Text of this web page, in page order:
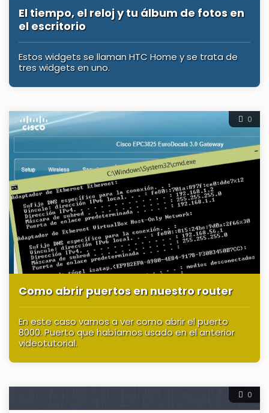
El tiempo, el reloj y tu álbum de fotos en
el escritorio
Estos widgets se llaman HTC Home y se trata de
tres widgets en uno.
0
Como abrir puertos en nuestro router
En este caso vamos a ver como abrir el puerto
8000. Puerto que habíamos usado en el anterior
videotutorial.
0